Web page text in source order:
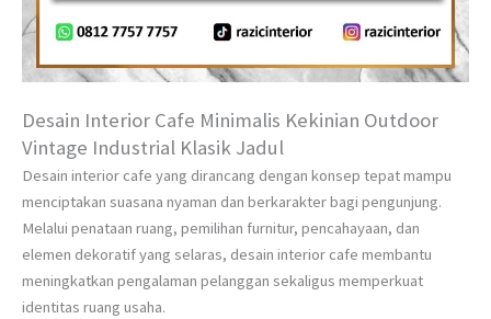
Desain Interior Cafe Minimalis Kekinian Outdoor
Vintage Industrial Klasik Jadul
Desain interior cafe yang dirancang dengan konsep tepat mampu
menciptakan suasana nyaman dan berkarakter bagi pengunjung.
Melalui penataan ruang, pemilihan furnitur, pencahayaan, dan
elemen dekoratif yang selaras, desain interior cafe membantu
meningkatkan pengalaman pelanggan sekaligus memperkuat
identitas ruang usaha.